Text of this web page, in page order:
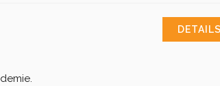
DETAILS